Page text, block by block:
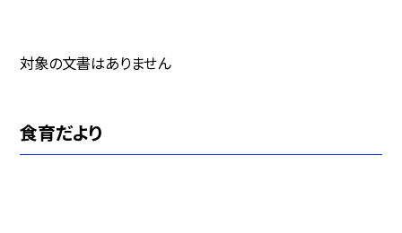
対象の文書はありません
食育だより